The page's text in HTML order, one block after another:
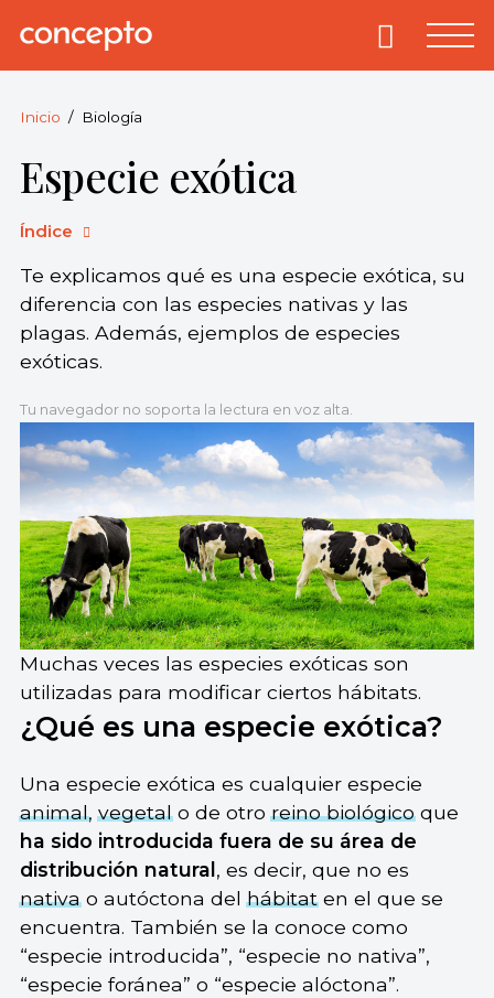
Concepto.
derechos
reservados.
Primary
Inicio Biología
Especie exótica
Índice
Te explicamos qué es una especie exótica, su
diferencia con las especies nativas y las
plagas. Además, ejemplos de especies
exóticas.
Tu navegador no soporta la lectura en voz alta.
Muchas veces las especies exóticas son
utilizadas para modificar ciertos hábitats.
¿Qué es una especie exótica?
Una especie exótica es cualquier especie
animal,vegetalo de otroreino biológicoque
ha sido introducida fuera de su área de
distribución natural , es decir, que no es
nativao autóctona delhábitaten el que se
encuentra. También se la conoce como
“especie introducida”, “especie no nativa”,
“especie foránea” o “especie alóctona”.